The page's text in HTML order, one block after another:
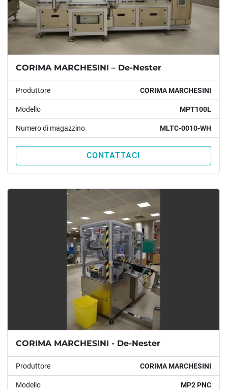
CORIMA MARCHESINI – De-Nester
Produttore CORIMA MARCHESINI
Modello MPT100L
Numero di magazzino MLTC-0010-WH
CONTATTACI
CORIMA MARCHESINI - De-Nester
Produttore CORIMA MARCHESINI
Modello MP2 PNC